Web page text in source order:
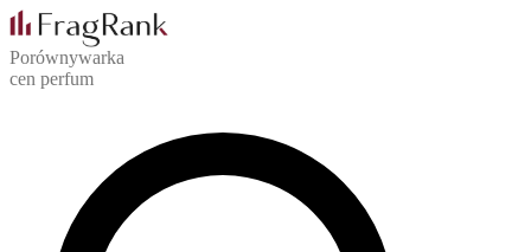
Porównywarka
cen perfum